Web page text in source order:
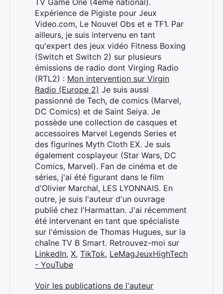
TV Game One (4ème national).
Expérience de Pigiste pour Jeux
Video.com, Le Nouvel Obs et e TF1. Par
ailleurs, je suis intervenu en tant
qu'expert des jeux vidéo Fitness Boxing
(Switch et Switch 2) sur plusieurs
émissions de radio dont Virging Radio
(RTL2) : Mon intervention sur Virgin
Radio (Europe 2) Je suis aussi
passionné de Tech, de comics (Marvel,
DC Comics) et de Saint Seiya. Je
possède une collection de casques et
accessoires Marvel Legends Series et
des figurines Myth Cloth EX. Je suis
également cosplayeur (Star Wars, DC
Comics, Marvel). Fan de cinéma et de
séries, j'ai été figurant dans le film
d'Olivier Marchal, LES LYONNAIS. En
outre, je suis l'auteur d'un ouvrage
publié chez l'Harmattan. J'ai récemment
été intervenant en tant que spécialiste
sur l'émission de Thomas Hugues, sur la
chaîne TV B Smart. Retrouvez-moi sur
LinkedIn, X, TikTok, LeMagJeuxHighTech
- YouTube
Voir les publications de l'auteur
Rechercher
: